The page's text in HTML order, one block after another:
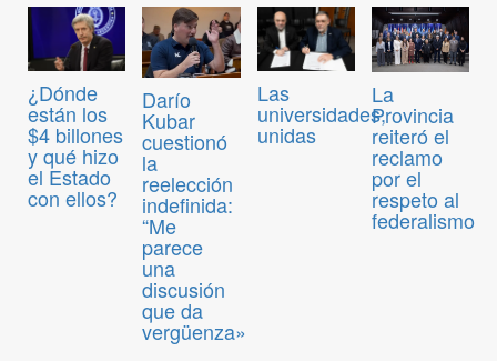
¿Dónde
están los
$4 billones
y qué hizo
el Estado
con ellos?
Darío
Kubar
cuestionó
la
reelección
indefinida:
“Me
parece
una
discusión
que da
vergüenza»
Las
universidades,
unidas
La
Provincia
reiteró el
reclamo
por el
respeto al
federalismo